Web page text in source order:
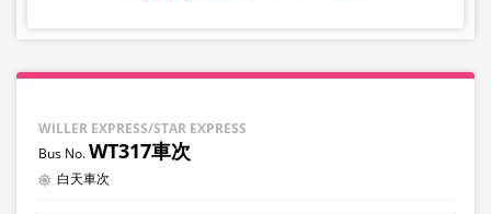
WILLER EXPRESS/STAR EXPRESS
WT317車次
白天車次